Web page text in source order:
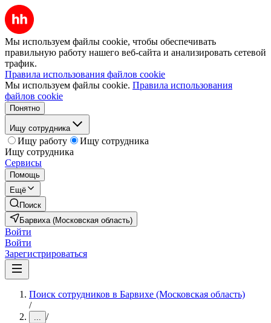
Мы используем файлы cookie, чтобы обеспечивать
правильную работу нашего веб-сайта и анализировать сетевой
трафик.
Правила использования файлов cookie
Мы используем файлы cookie. Правила использования
файлов cookie
Понятно
Ищу сотрудника
Ищу работу
Ищу сотрудника
Ищу сотрудника
Сервисы
Помощь
Ещё
Поиск
Барвиха (Московская область)
Войти
Войти
Зарегистрироваться
Поиск сотрудников в Барвихе (Московская область)
/
... /